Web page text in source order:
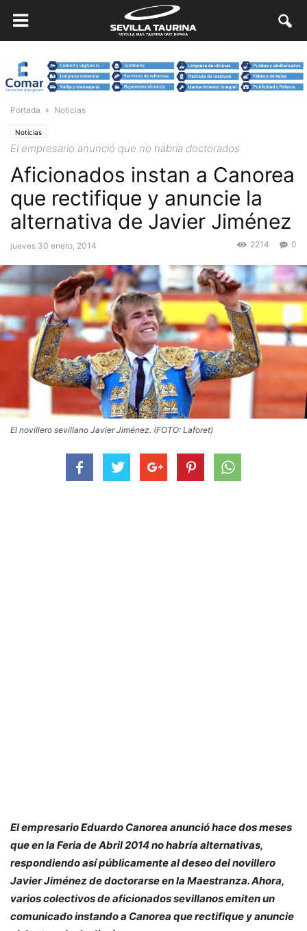
Portada Noticias
Noticias
El empresario anunció que no habría doctorados
Aficionados instan a Canorea
que rectifique y anuncie la
alternativa de Javier Jiménez
jueves 30 enero, 2014 0
2214
El novillero sevillano Javier Jiménez. (FOTO: Laforet)
El empresario Eduardo Canorea anunció hace dos meses
que en la Feria de Abril 2014 no habría alternativas,
respondiendo así públicamente al deseo del novillero
Javier Jiménez de doctorarse en la Maestranza. Ahora,
varios colectivos de aficionados sevillanos emiten un
comunicado instando a Canorea que rectifique y anuncie